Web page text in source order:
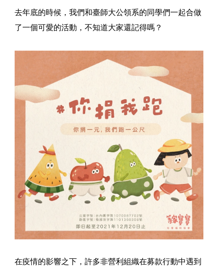
去年底的時候，我們和臺師大公領系的同學們一起合做
了一個可愛的活動，不知道大家還記得嗎？
在疫情的影響之下，許多非營利組織在募款行動中遇到